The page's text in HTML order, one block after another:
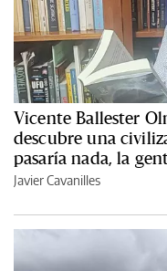
Vicente Ballester
descubre una
pasaría nada, la
Javier Cavanilles